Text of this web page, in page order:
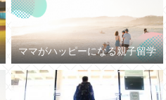
ママがハッピーになる親子留学